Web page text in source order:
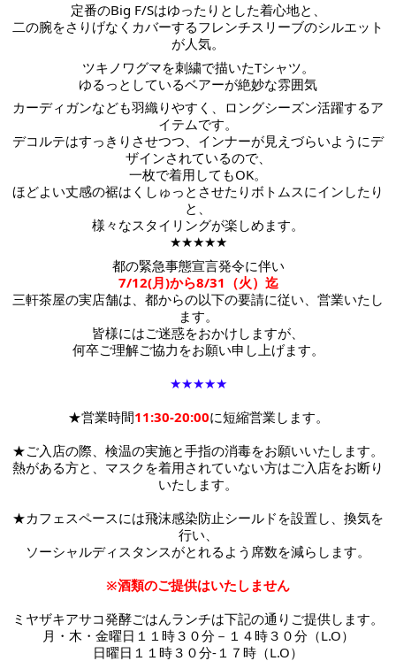
定番のBig F/Sはゆったりとした着心地と、
二の腕をさりげなくカバーするフレンチスリーブのシルエット
が人気。
ツキノワグマを刺繍で描いたTシャツ。
ゆるっとしているベアーが絶妙な雰囲気
カーディガンなども羽織りやすく、ロングシーズン活躍するア
イテムです。
デコルテはすっきりさせつつ、インナーが見えづらいようにデ
ザインされているので、
一枚で着用してもOK。
ほどよい丈感の裾はくしゅっとさせたりボトムスにインしたり
と、
様々なスタイリングが楽しめます。
★★★★★
都の緊急事態宣言発令に伴い
7/12(月)から8/31（火）迄
三軒茶屋の実店舗は、都からの以下の要請に従い、営業いたし
ます。
皆様にはご迷惑をおかけしますが、
何卒ご理解ご協力をお願い申し上げます。
★★★★★
★営業時間11:30-20:00に短縮営業します。
★ご入店の際、検温の実施と手指の消毒をお願いいたします。
熱がある方と、マスクを着用されていない方はご入店をお断り
いたします。
★カフェスペースには飛沫感染防止シールドを設置し、換気を
行い、
ソーシャルディスタンスがとれるよう席数を減らします。
※酒類のご提供はいたしません
ミヤザキアサコ発酵ごはんランチは下記の通りご提供します。
月・木・金曜日１１時３０分－１４時３０分（L.O）
日曜日１１時３０分-１７時 （L.O）